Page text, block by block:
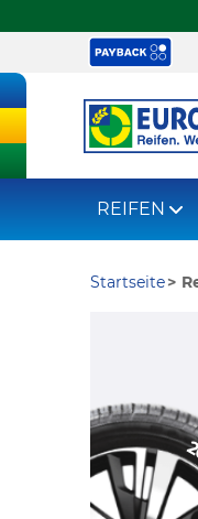
REIFEN
Startseite